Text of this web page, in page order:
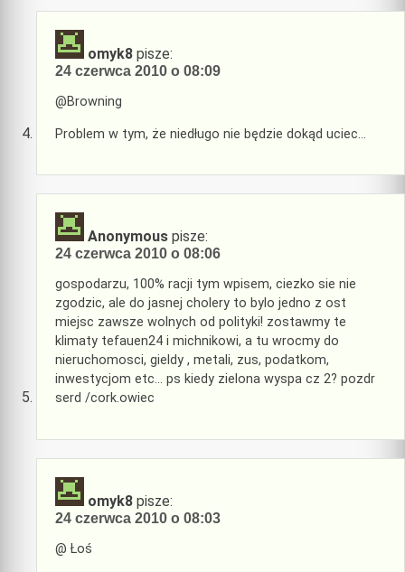
omyk8 pisze:
24 czerwca 2010 o 08:09
@Browning
Problem w tym, że niedługo nie będzie dokąd uciec…
Anonymous pisze:
24 czerwca 2010 o 08:06
gospodarzu, 100% racji tym wpisem, ciezko sie nie
zgodzic, ale do jasnej cholery to bylo jedno z ost
miejsc zawsze wolnych od polityki! zostawmy te
klimaty tefauen24 i michnikowi, a tu wrocmy do
nieruchomosci, gieldy , metali, zus, podatkom,
inwestycjom etc… ps kiedy zielona wyspa cz 2? pozdr
serd /cork.owiec
omyk8 pisze:
24 czerwca 2010 o 08:03
@ Łoś